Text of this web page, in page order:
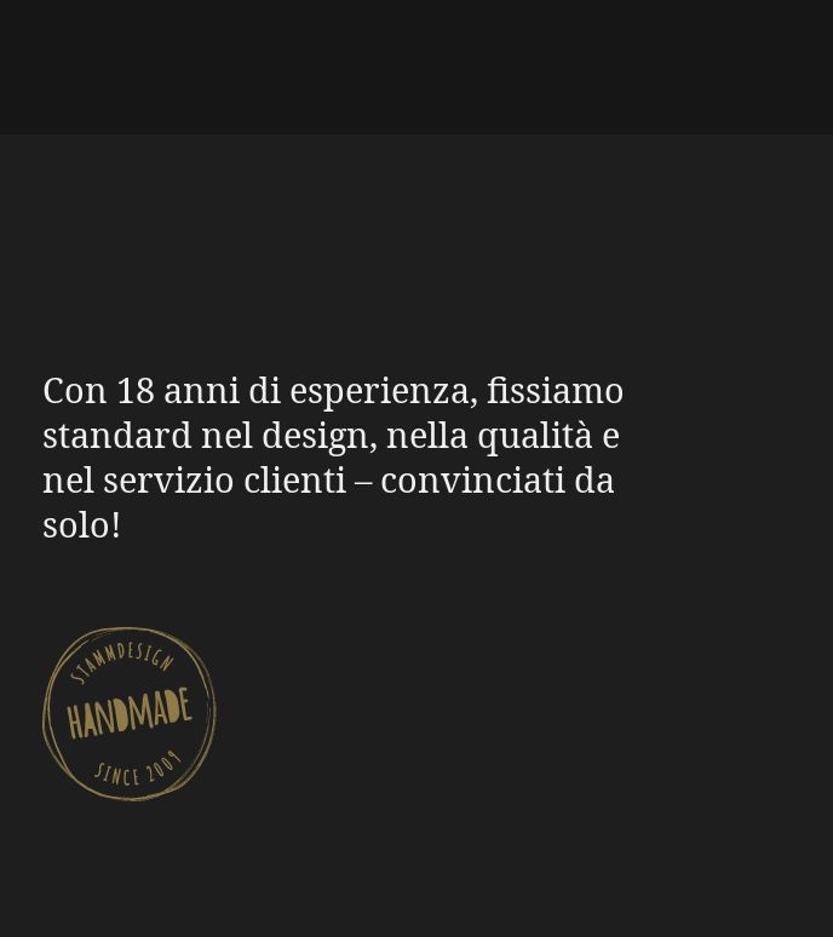
Con 18 anni di esperienza, fissiamo
standard nel design, nella qualità e
nel servizio clienti – convinciati da
solo!